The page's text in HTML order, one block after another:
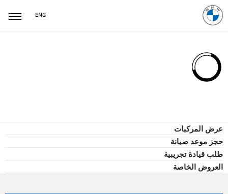
ENG
عرض المركبات
حجز موعد صيانة
طلب قيادة تجريبية
العروض الخاصة